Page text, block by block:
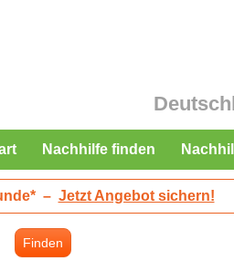
Nachhilfe finden
– Jetzt Angebot sichern!
Finden